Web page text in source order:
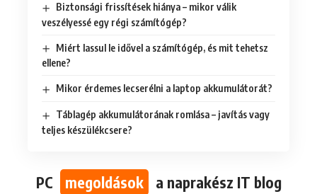
Biztonsági frissítések hiánya – mikor válik
veszélyessé egy régi számítógép?
Miért lassul le idővel a számítógép, és mit tehetsz
ellene?
Mikor érdemes lecserélni a laptop akkumulátorát?
Táblagép akkumulátorának romlása – javítás vagy
teljes készülékcsere?
PC megoldások a naprakész IT blog